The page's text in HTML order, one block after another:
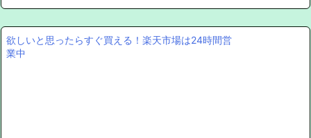
欲しいと思ったらすぐ買える！楽天市場は24時間営
業中